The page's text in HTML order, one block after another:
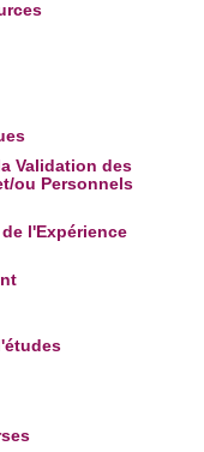
Validation des
ou Personnels
l'Expérience